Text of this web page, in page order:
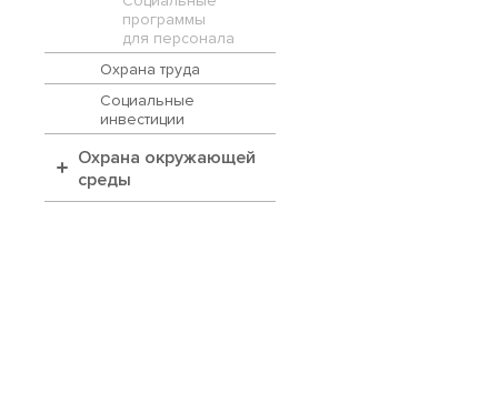
программы
для персонала
Охрана труда
Социальные
инвестиции
Охрана окружающей
среды